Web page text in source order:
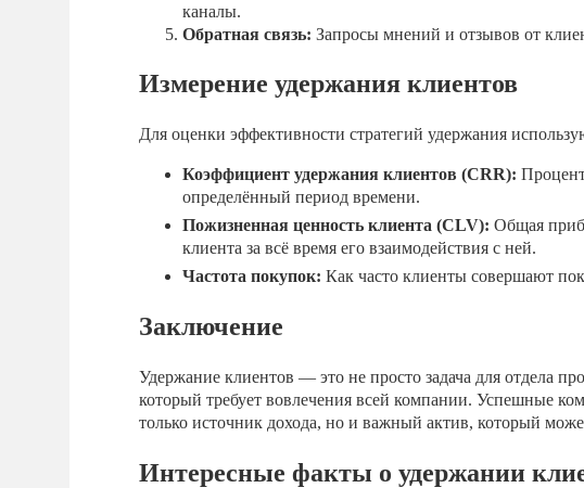
каналы.
Обратная связь: Запросы мнений и отзывов от
Измерение удержания клиентов
Для оценки эффективности стратегий удержания
Коэффициент удержания клиентов (CRR):
определённый период времени.
Пожизненная ценность клиента (CLV): Общая
клиента за всё время его взаимодействия с ней.
Частота покупок: Как часто клиенты совершают
Заключение
Удержание клиентов — это не просто задача для отдела
который требует вовлечения всей компании. Успешные
только источник дохода, но и важный актив, который
Интересные факты о удержании